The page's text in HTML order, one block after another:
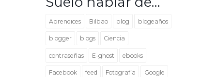
Aprendices Bilbao blog blogeaños
blogger blogs Ciencia
contraseñas E-ghost ebooks
Facebook feed Fotografía Google